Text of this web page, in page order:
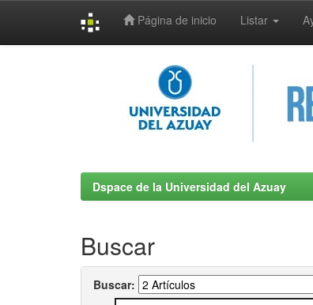
Página de inicio Listar
Dspace de la Universidad del Azuay
Buscar
Buscar: